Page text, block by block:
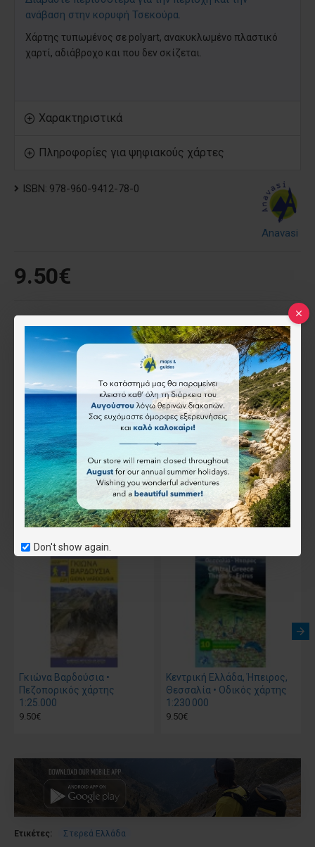
Don't show again.
ανάβαση στην κορυφή Τσεκούρα.
Χάρτης τυπωμένος σε polyart, ανακυκλωμένο πλαστικό
χαρτί, αδιάβροχο και που δεν σκίζεται.
Χαρακτηριστικά
Πληροφορίες για ψηφιακούς χάρτες
ISBN: 978-960-9412-78-0
Anavasi
9.50€
Τύπος
Έντυπος
Ψηφιακός (όχι για το app) (-2.00€)
Επιθυμητό
Συνδύασέ το Αγοράστηκε μαζί
Γκιώνα Βαρδούσια •
Πεζοπορικός χάρτης
1:25.000
9.50€
Κεντρική Ελλάδα, Ήπειρος,
Θεσσαλία • Οδικός χάρτης
1:230 000
9.50€
Ετικέτες: Στερεά Ελλάδα